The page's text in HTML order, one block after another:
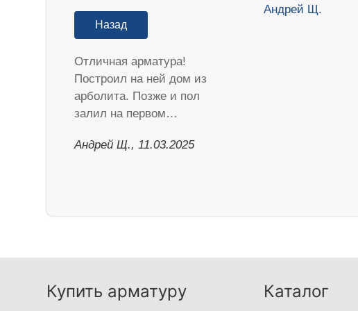
Назад
Отличная арматура!
Построил на ней дом из
арболита. Позже и пол
залил на первом…
Андрей Щ., 11.03.2025
Купить арматуру Каталог